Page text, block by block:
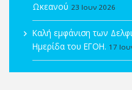
Ωκεανού 23 Ιουν 2026
Καλή εμφάνιση των
Ημερίδα του ΕΓΟΗ. 17